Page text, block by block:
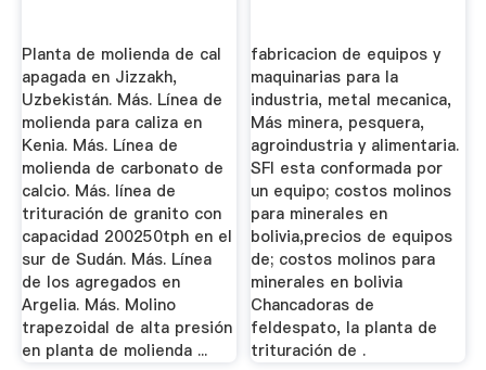
Planta de molienda de cal
apagada en Jizzakh,
Uzbekistán. Más. Línea de
molienda para caliza en
Kenia. Más. Línea de
molienda de carbonato de
calcio. Más. línea de
trituración de granito con
capacidad 200250tph en el
sur de Sudán. Más. Línea
de los agregados en
Argelia. Más. Molino
trapezoidal de alta presión
en planta de molienda ...
fabricacion de equipos y
maquinarias para la
industria, metal mecanica,
Más minera, pesquera,
agroindustria y alimentaria.
SFI esta conformada por
un equipo; costos molinos
para minerales en
bolivia,precios de equipos
de; costos molinos para
minerales en bolivia
Chancadoras de
feldespato, la planta de
trituración de .